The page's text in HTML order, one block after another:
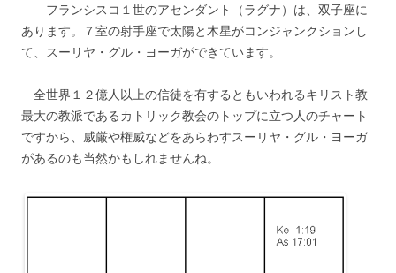
フランシスコ１世のアセンダント（ラグナ）は、双子座に
あります。７室の射手座で太陽と木星がコンジャンクションし
て、スーリヤ・グル・ヨーガができています。
全世界１２億人以上の信徒を有するともいわれるキリスト教
最大の教派であるカトリック教会のトップに立つ人のチャート
ですから、威厳や権威などをあらわすスーリヤ・グル・ヨーガ
があるのも当然かもしれませんね。